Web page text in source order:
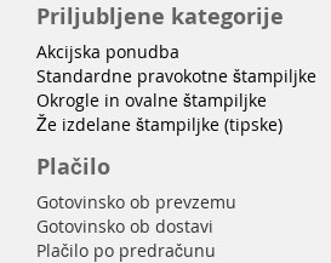
Priljubljene kategorije
Akcijska ponudba
Standardne pravokotne štampiljke
Okrogle in ovalne štampiljke
Že izdelane štampiljke (tipske)
Plačilo
Gotovinsko ob prevzemu
Gotovinsko ob dostavi
Plačilo po predračunu